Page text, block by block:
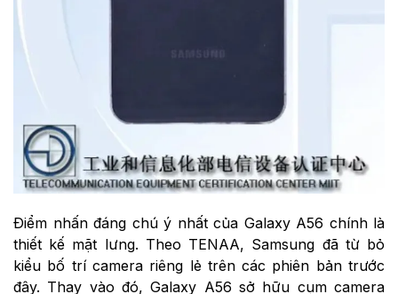
Điểm nhấn đáng chú ý nhất của Galaxy A56 chính là
thiết kế mặt lưng. Theo TENAA, Samsung đã từ bỏ
kiểu bố trí camera riêng lẻ trên các phiên bản trước
đây. Thay vào đó, Galaxy A56 sở hữu cụm camera